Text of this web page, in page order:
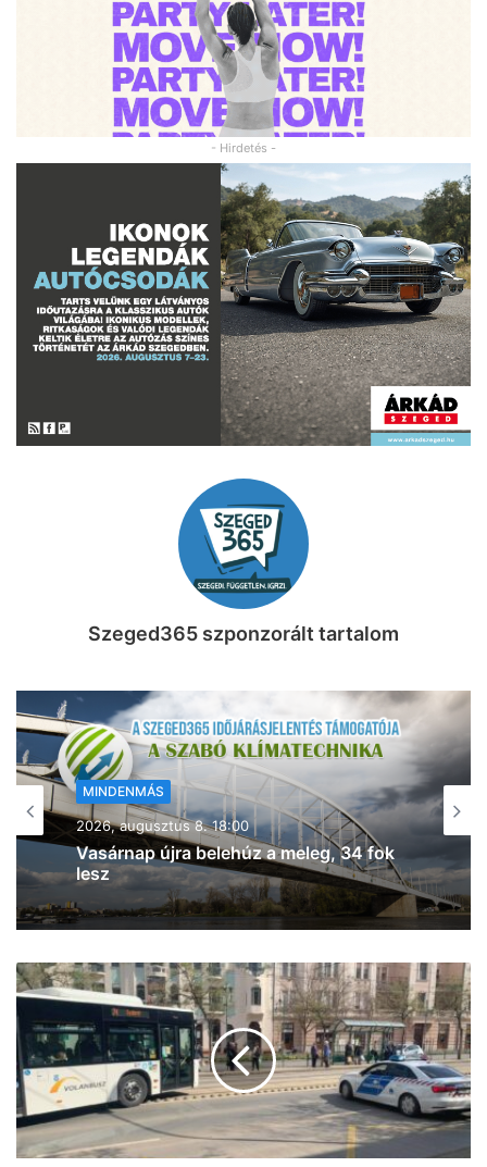
- Hirdetés -
Szeged365 szponzorált tartalom
MINDENMÁS
2026, augusztus 8. 17:43
Kigyulladt a tarló Szeged- Baktón –
egyre jobban terjed a tűz (frissítve!)